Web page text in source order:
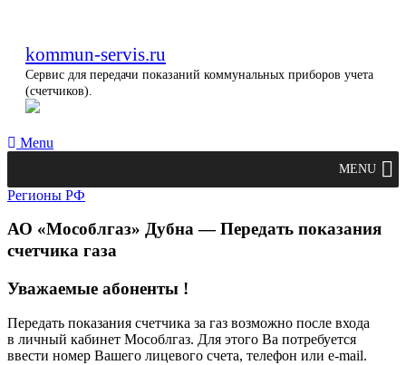
kommun-servis.ru
Сервис для передачи показаний коммунальных приборов учета
(счетчиков).
Menu
MENU
Регионы РФ
АО «Мособлгаз» Дубна — Передать показания
счетчика газа
Уважаемые абоненты !
Передать показания счетчика за газ возможно после входа
в личный кабинет Мособлгаз. Для этого Ва потребуется
ввести номер Вашего лицевого счета, телефон или e-mail.